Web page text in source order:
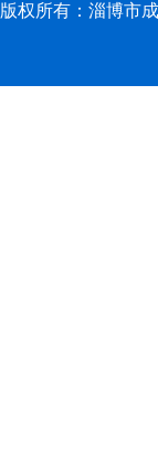
版权所有：淄博市